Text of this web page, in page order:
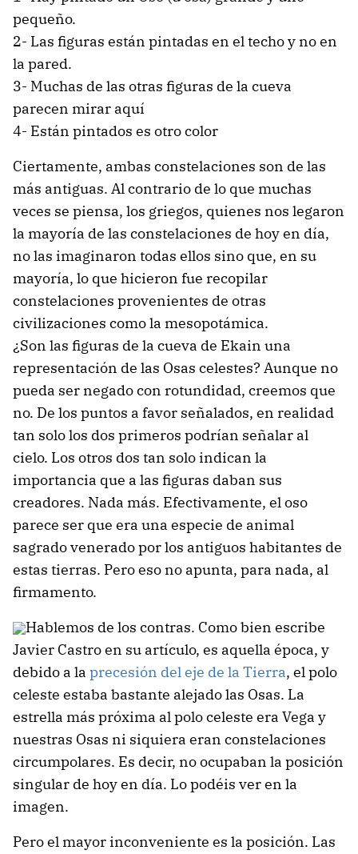
pequeño.
2- Las figuras están pintadas en el techo y no en
la pared.
3- Muchas de las otras figuras de la cueva
parecen mirar aquí
4- Están pintados es otro color
Ciertamente, ambas constelaciones son de las
más antiguas. Al contrario de lo que muchas
veces se piensa, los griegos, quienes nos legaron
la mayoría de las constelaciones de hoy en día,
no las imaginaron todas ellos sino que, en su
mayoría, lo que hicieron fue recopilar
constelaciones provenientes de otras
civilizaciones como la mesopotámica.
¿Son las figuras de la cueva de Ekain una
representación de las Osas celestes? Aunque no
pueda ser negado con rotundidad, creemos que
no. De los puntos a favor señalados, en realidad
tan solo los dos primeros podrían señalar al
cielo. Los otros dos tan solo indican la
importancia que a las figuras daban sus
creadores. Nada más. Efectivamente, el oso
parece ser que era una especie de animal
sagrado venerado por los antiguos habitantes de
estas tierras. Pero eso no apunta, para nada, al
firmamento.
Hablemos de los contras. Como bien escribe
Javier Castro en su artículo, es aquella época, y
debido a la precesión del eje de la Tierra, el polo
celeste estaba bastante alejado las Osas. La
estrella más próxima al polo celeste era Vega y
nuestras Osas ni siquiera eran constelaciones
circumpolares. Es decir, no ocupaban la posición
singular de hoy en día. Lo podéis ver en la
imagen.
Pero el mayor inconveniente es la posición. Las